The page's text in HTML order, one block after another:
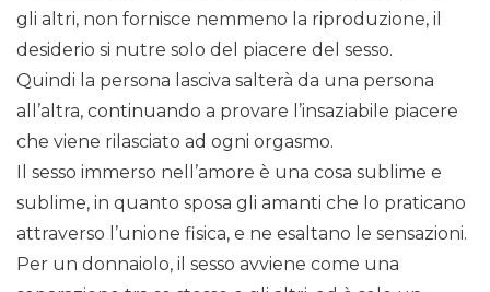
gli altri, non fornisce nemmeno la riproduzione, il
desiderio si nutre solo del piacere del sesso.
Quindi la persona lasciva salterà da una persona
all’altra, continuando a provare l’insaziabile piacere
che viene rilasciato ad ogni orgasmo.
Il sesso immerso nell’amore è una cosa sublime e
sublime, in quanto sposa gli amanti che lo praticano
attraverso l’unione fisica, e ne esaltano le sensazioni.
Per un donnaiolo, il sesso avviene come una